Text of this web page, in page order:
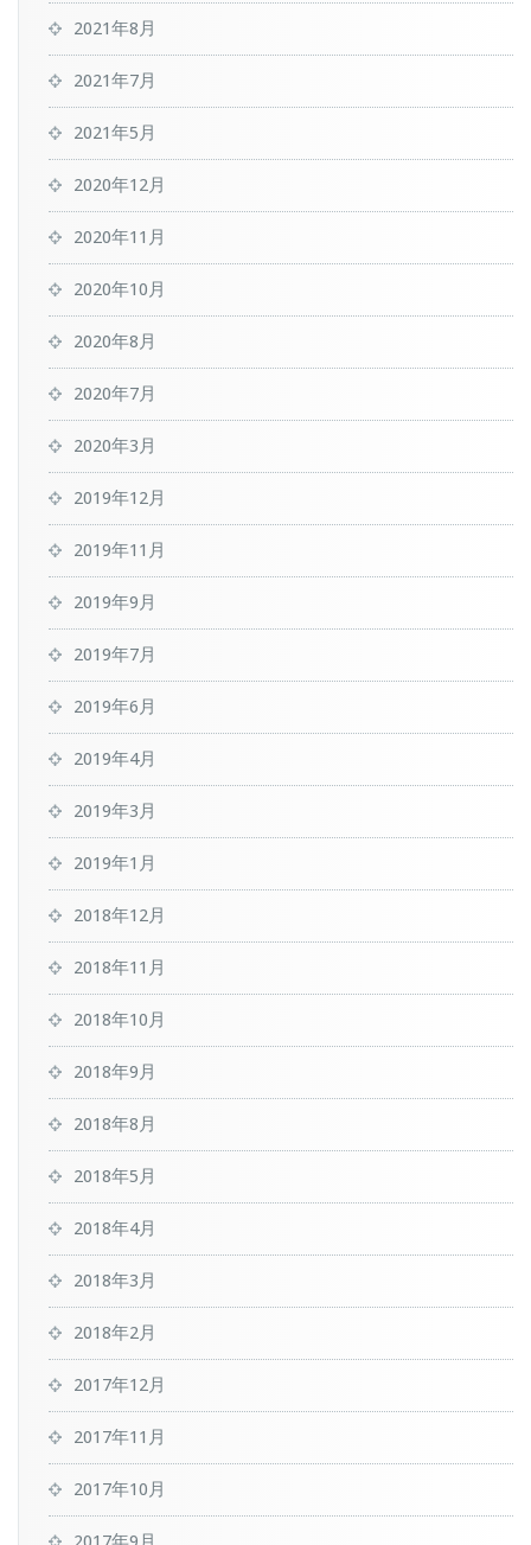
2021年8月
2021年7月
2021年5月
2020年12月
2020年11月
2020年10月
2020年8月
2020年7月
2020年3月
2019年12月
2019年11月
2019年9月
2019年7月
2019年6月
2019年4月
2019年3月
2019年1月
2018年12月
2018年11月
2018年10月
2018年9月
2018年8月
2018年5月
2018年4月
2018年3月
2018年2月
2017年12月
2017年11月
2017年10月